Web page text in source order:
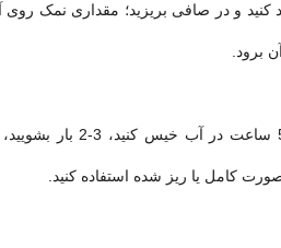
و در صافی بریزید؛ مقداری نمک روی
موسیرهای خشک را به مدت 6- 5 ساعت در
کامل یا ریز شده استفاده کنید.